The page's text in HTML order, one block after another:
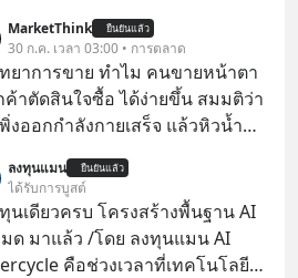
MarketThink ยืนยันแล้ว
30 ก.ค. เวลา 03:00 • การตลาด
ยาการขาย ทำไม คนขายหน้าตา
ค้าตัดสินใจซื้อ ได้ง่ายขึ้น สมมติว่า
พิ่งออกกำลังกายเสร็จ แล้วหิวน้ำ
องเหมือนกันทุกอย่าง
ลงทุนแมน ยืนยันแล้ว
ได้รับการบูสต์
นเดียวครบ โครงสร้างพื้นฐาน AI
ด มาแล้ว /โดย ลงทุนแมน AI
คือช่วงเวลาที่เทคโนโลยี